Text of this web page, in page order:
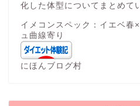
化した体型についてまとめて
イメコンスペック：イエベ春
ュ曲線寄り
にほんブログ村